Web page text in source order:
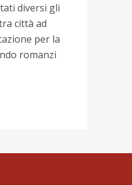
diversi gli
città ad
per la
romanzi